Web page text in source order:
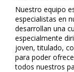
Nuestro equipo
especialistas en
desarrollan una
especialmente
joven, titulado,
para poder
todos nuestros